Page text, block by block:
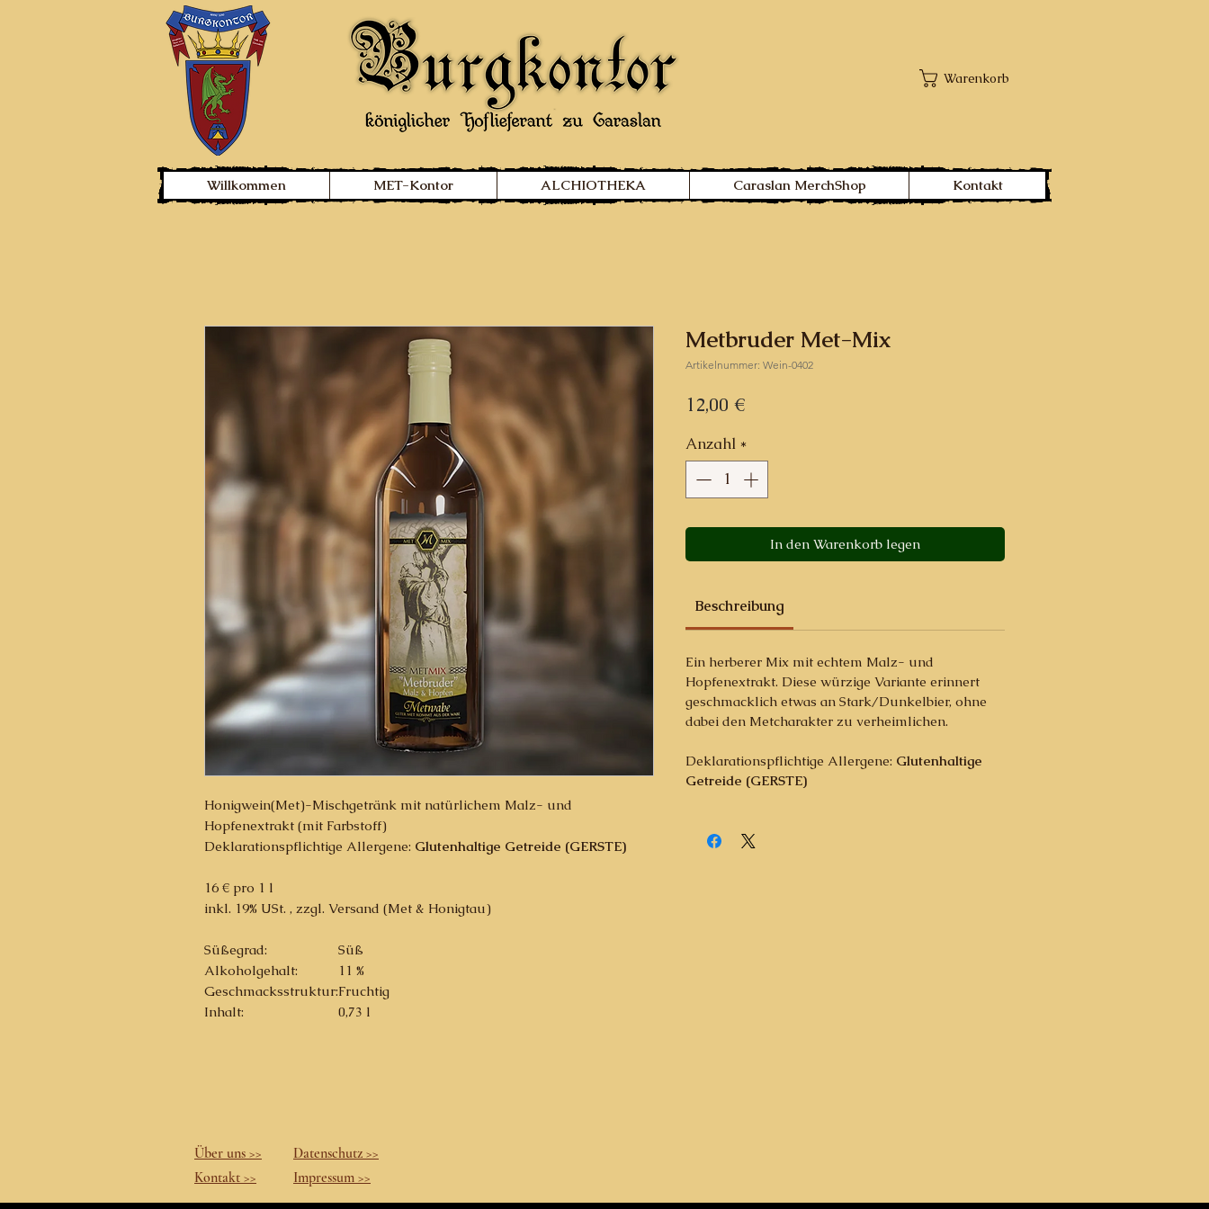
Warenkorb
Willkommen MET-Kontor ALCHIOTHEKA Caraslan MerchShop Kontakt
Honigwein(Met)-Mischgetränk mit natürlichem Malz- und
Hopfenextrakt (mit Farbstoff)
Deklarationspflichtige Allergene: Glutenhaltige Getreide (GERSTE)
16 € pro 1 l
inkl. 19% USt. , zzgl. Versand (Met & Honigtau)
Süßegrad:
Süß
Alkoholgehalt:
11 %
Geschmacksstruktur:Fruchtig
Inhalt:
0,73 l
Metbruder Met-Mix
Artikelnummer: Wein-0402
12,00 €Preis
Anzahl *
In den Warenkorb legen
Beschreibung
Ein herberer Mix mit echtem Malz- und
Hopfenextrakt. Diese würzige Variante erinnert
geschmacklich etwas an Stark/Dunkelbier, ohne
dabei den Metcharakter zu verheimlichen.
Deklarationspflichtige Allergene: Glutenhaltige
Getreide (GERSTE)
Über uns >>
Datenschutz >>
Kontakt >>
Impressum >>